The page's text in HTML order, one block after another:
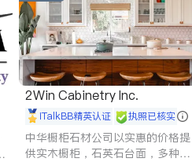
2Win Cabinetry Inc.
iTalkBB精英认证 执照已核实
中华橱柜石材公司以实惠的价格提
供实木橱柜，石英石台面，多种优